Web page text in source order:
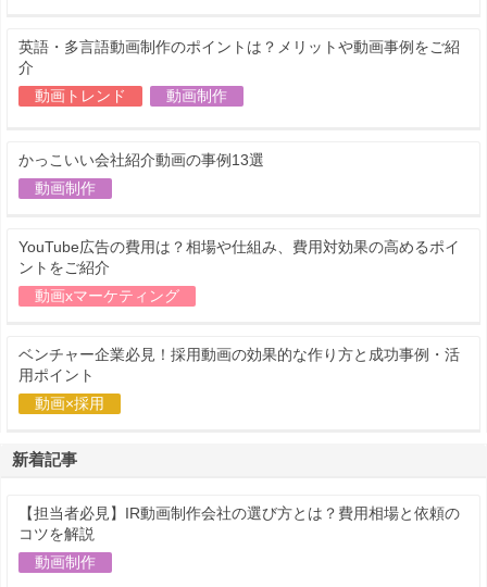
英語・多言語動画制作のポイントは？メリットや動画事例をご紹
介
動画トレンド
動画制作
かっこいい会社紹介動画の事例13選
動画制作
YouTube広告の費用は？相場や仕組み、費用対効果の高めるポイ
ントをご紹介
動画xマーケティング
ベンチャー企業必見！採用動画の効果的な作り方と成功事例・活
用ポイント
動画×採用
新着記事
【担当者必見】IR動画制作会社の選び方とは？費用相場と依頼の
コツを解説
動画制作